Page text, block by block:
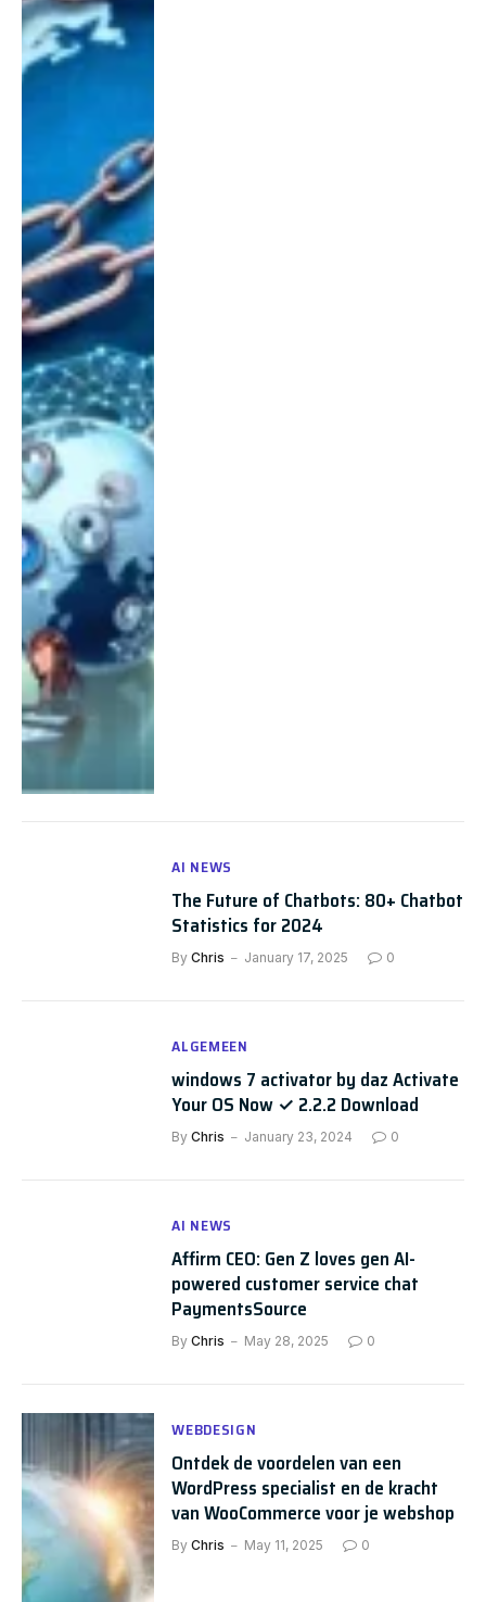
AI NEWS
The Future of Chatbots: 80+ Chatbot
Statistics for 2024
By Chris January 17, 2025 0
ALGEMEEN
windows 7 activator by daz Activate
Your OS Now ✓ 2.2.2 Download
By Chris January 23, 2024 0
AI NEWS
Affirm CEO: Gen Z loves gen AI-
powered customer service chat
PaymentsSource
By Chris May 28, 2025 0
WEBDESIGN
Ontdek de voordelen van een
WordPress specialist en de kracht
van WooCommerce voor je webshop
By Chris May 11, 2025 0